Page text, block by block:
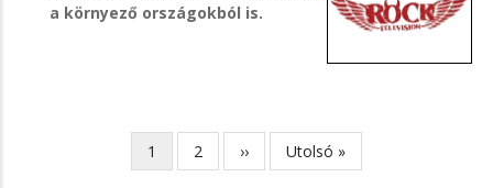
a környező országokból is.
OldalszámozásJelenlegi
oldal
1 Page
2
Következő
oldal
››
Utolsó
oldal
Utolsó »